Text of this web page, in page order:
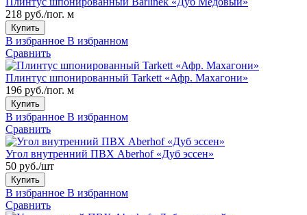
218 руб./пог. м
Купить
В избранное В избранном
Сравнить
Плинтус шпонированный Tarkett «Афр. Махагони»
196 руб./пог. м
Купить
В избранное В избранном
Сравнить
Угол внутренний ПВХ Aberhof «Дуб эссен»
50 руб./шт
Купить
В избранное В избранном
Сравнить